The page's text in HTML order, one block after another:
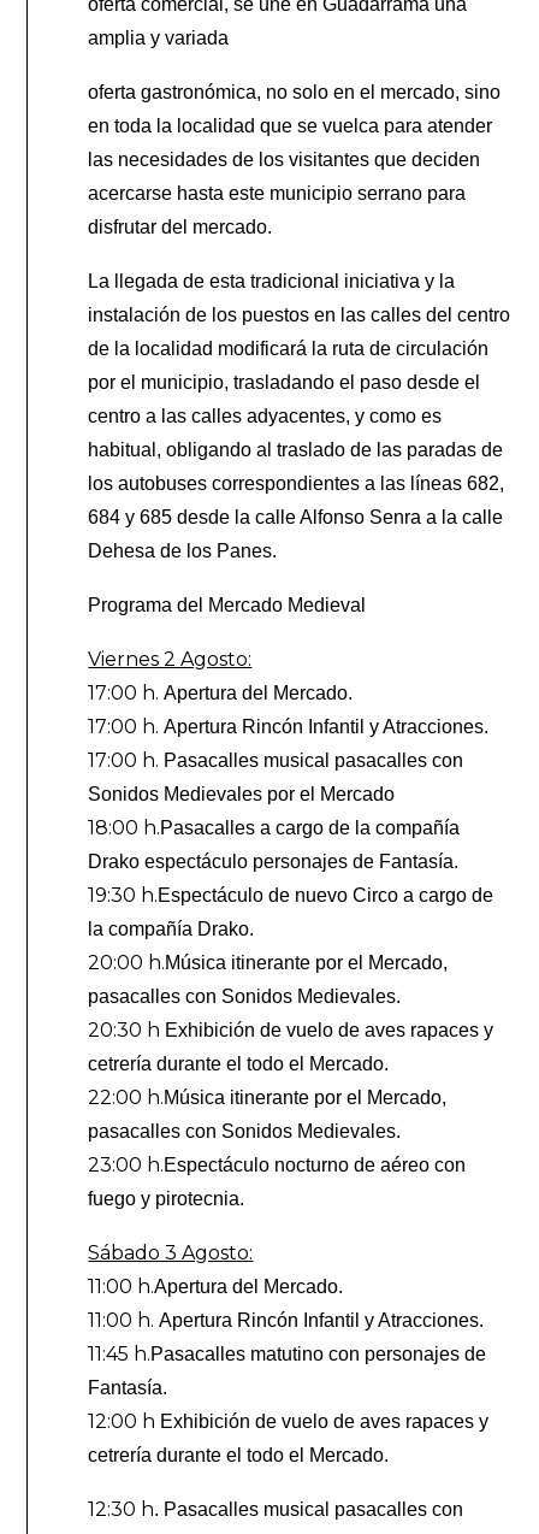
amplia y variada
oferta gastronómica, no solo en el mercado, sino
en toda la localidad que se vuelca para atender
las necesidades de los visitantes que deciden
acercarse hasta este municipio serrano para
disfrutar del mercado.
La llegada de esta tradicional iniciativa y la
instalación de los puestos en las calles del centro
de la localidad modificará la ruta de circulación
por el municipio, trasladando el paso desde el
centro a las calles adyacentes, y como es
habitual, obligando al traslado de las paradas de
los autobuses correspondientes a las líneas 682,
684 y 685 desde la calle Alfonso Senra a la calle
Dehesa de los Panes.
Programa del Mercado Medieval
Viernes 2 Agosto:
17:00 h.Apertura del Mercado.
17:00 h.Apertura Rincón Infantil y Atracciones.
17:00 h. Pasacalles musical pasacalles con
Sonidos Medievales por el Mercado
18:00 h.Pasacalles a cargo de la compañía
Drako espectáculo personajes de Fantasía.
19:30 h.Espectáculo de nuevo Circo a cargo de
la compañía Drako.
20:00 h.Música itinerante por el Mercado,
pasacalles con Sonidos Medievales.
20:30 h Exhibición de vuelo de aves rapaces y
cetrería durante el todo el Mercado.
22:00 h.Música itinerante por el Mercado,
pasacalles con Sonidos Medievales.
23:00 h.Espectáculo nocturno de aéreo con
fuego y pirotecnia.
Sábado 3 Agosto:
11:00 h.Apertura del Mercado.
11:00 h.Apertura Rincón Infantil y Atracciones.
11:45 h.Pasacalles matutino con personajes de
Fantasía.
12:00 h Exhibición de vuelo de aves rapaces y
cetrería durante el todo el Mercado.
12:30 h. Pasacalles musical pasacalles con